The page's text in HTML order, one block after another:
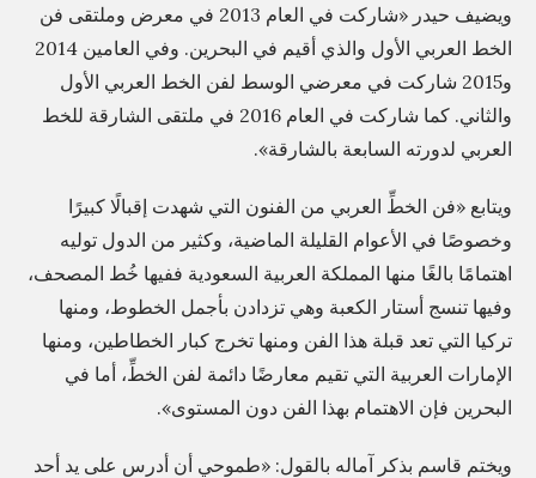
ويضيف حيدر «شاركت في العام 2013 في معرض وملتقى فن
الخط العربي الأول والذي أقيم في البحرين. وفي العامين 2014
و2015 شاركت في معرضي الوسط لفن الخط العربي الأول
والثاني. كما شاركت في العام 2016 في ملتقى الشارقة للخط
العربي لدورته السابعة بالشارقة».
ويتابع «فن الخطِّ العربي من الفنون التي شهدت إقبالًا كبيرًا
وخصوصًا في الأعوام القليلة الماضية، وكثير من الدول توليه
اهتمامًا بالغًا منها المملكة العربية السعودية ففيها خُط المصحف،
وفيها تنسج أستار الكعبة وهي تزدادن بأجمل الخطوط، ومنها
تركيا التي تعد قبلة هذا الفن ومنها تخرج كبار الخطاطين، ومنها
الإمارات العربية التي تقيم معارضًا دائمة لفن الخطِّ، أما في
البحرين فإن الاهتمام بهذا الفن دون المستوى».
ويختم قاسم بذكر آماله بالقول: «طموحي أن أدرس على يد أحد